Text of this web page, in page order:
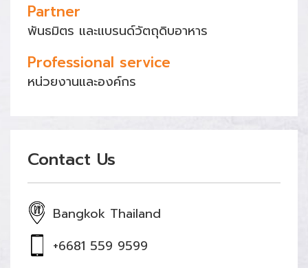
Partner
พันธมิตร และแบรนด์วัตถุดิบอาหาร
Professional service
หน่วยงานและองค์กร
Contact Us
Bangkok Thailand
+6681 559 9599